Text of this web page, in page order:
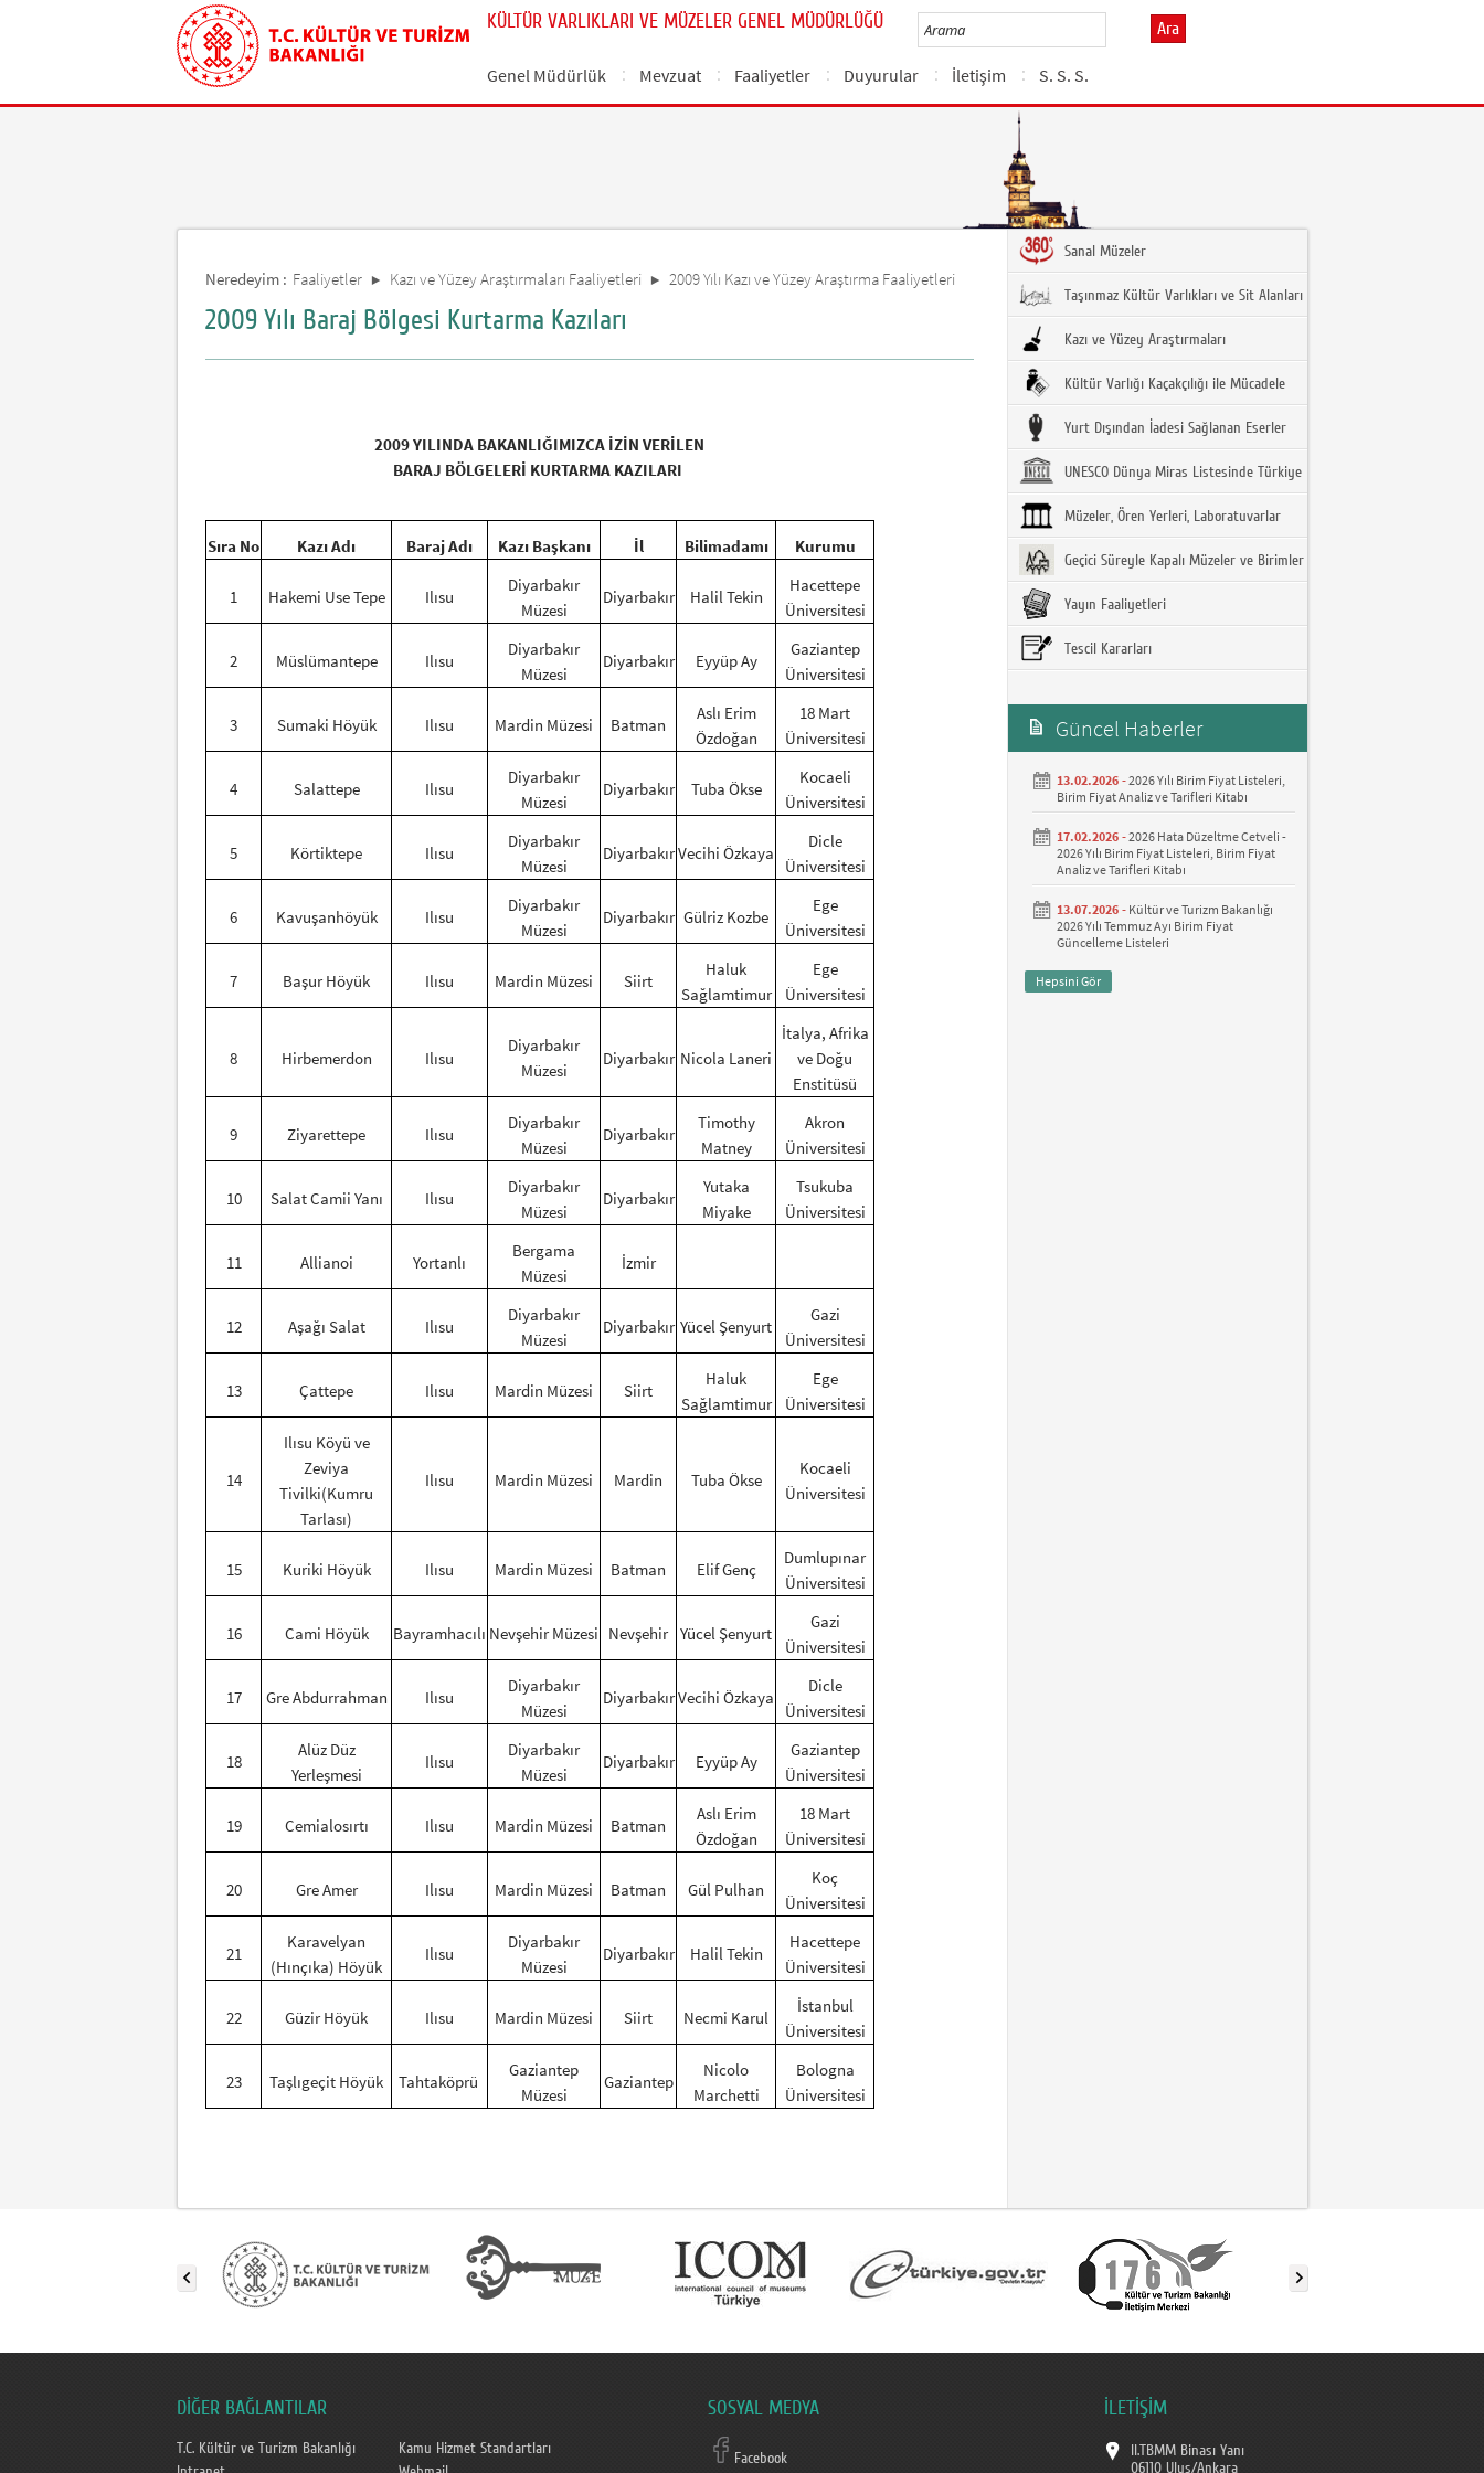
KÜLTÜR VARLIKLARI VE MÜZELER GENEL MÜDÜRLÜĞÜ Ara
Genel Müdürlük Mevzuat Faaliyetler Duyurular İletişim S. S. S.
Neredeyim : Faaliyetler Kazı ve Yüzey Araştırmaları Faaliyetleri 2009 Yılı Kazı ve Yüzey Araştırma Faaliyetleri
2009 Yılı Baraj Bölgesi Kurtarma Kazıları
2009 YILINDA BAKANLIĞIMIZCA İZİN VERİLEN
BARAJ BÖLGELERİ KURTARMA KAZILARI
Sıra No Kazı Adı Baraj Adı Kazı Başkanı İl Bilimadamı Kurumu
1 Hakemi Use Tepe Ilısu
Diyarbakır
Müzesi
Diyarbakır Halil Tekin
Hacettepe
Üniversitesi
2 Müslümantepe Ilısu
Diyarbakır
Müzesi
Diyarbakır Eyyüp Ay
Gaziantep
Üniversitesi
3 Sumaki Höyük Ilısu Mardin Müzesi Batman
Aslı Erim
Özdoğan
18 Mart
Üniversitesi
4 Salattepe Ilısu
Diyarbakır
Müzesi
Diyarbakır Tuba Ökse
Kocaeli
Üniversitesi
5 Körtiktepe Ilısu
Diyarbakır
Müzesi
DiyarbakırVecihi Özkaya
Dicle
Üniversitesi
6 Kavuşanhöyük Ilısu
Diyarbakır
Müzesi
Diyarbakır Gülriz Kozbe
Ege
Üniversitesi
7 Başur Höyük Ilısu Mardin Müzesi Siirt
Haluk
Sağlamtimur
Ege
Üniversitesi
8 Hirbemerdon Ilısu
Diyarbakır
Müzesi
Diyarbakır Nicola Laneri
İtalya, Afrika
ve Doğu
Enstitüsü
9 Ziyarettepe Ilısu
Diyarbakır
Müzesi
Diyarbakır
Timothy
Matney
Akron
Üniversitesi
10 Salat Camii Yanı Ilısu
Diyarbakır
Müzesi
Diyarbakır
Yutaka
Miyake
Tsukuba
Üniversitesi
11 Allianoi Yortanlı
Bergama
Müzesi
İzmir
12 Aşağı Salat Ilısu
Diyarbakır
Müzesi
Diyarbakır Yücel Şenyurt
Gazi
Üniversitesi
13 Çattepe Ilısu Mardin Müzesi Siirt
Haluk
Sağlamtimur
Ege
Üniversitesi
14
Ilısu Köyü ve
Zeviya
Tivilki(Kumru
Tarlası)
Ilısu Mardin Müzesi Mardin Tuba Ökse
Kocaeli
Üniversitesi
15 Kuriki Höyük Ilısu Mardin Müzesi Batman Elif Genç
Dumlupınar
Üniversitesi
16 Cami Höyük Bayramhacılı Nevşehir Müzesi Nevşehir Yücel Şenyurt
Gazi
Üniversitesi
17 Gre Abdurrahman Ilısu
Diyarbakır
Müzesi
DiyarbakırVecihi Özkaya
Dicle
Üniversitesi
18
Alüz Düz
Yerleşmesi
Ilısu
Diyarbakır
Müzesi
Diyarbakır Eyyüp Ay
Gaziantep
Üniversitesi
19 Cemialosırtı Ilısu Mardin Müzesi Batman
Aslı Erim
Özdoğan
18 Mart
Üniversitesi
20 Gre Amer Ilısu Mardin Müzesi Batman Gül Pulhan
Koç
Üniversitesi
21
Karavelyan
(Hınçıka) Höyük
Ilısu
Diyarbakır
Müzesi
Diyarbakır Halil Tekin
Hacettepe
Üniversitesi
22 Güzir Höyük Ilısu Mardin Müzesi Siirt Necmi Karul
İstanbul
Üniversitesi
23 Taşlıgeçit Höyük Tahtaköprü
Gaziantep
Müzesi
Gaziantep
Nicolo
Marchetti
Bologna
Üniversitesi
Sanal Müzeler
Taşınmaz Kültür Varlıkları ve Sit Alanları
Kazı ve Yüzey Araştırmaları
Kültür Varlığı Kaçakçılığı ile Mücadele
Yurt Dışından İadesi Sağlanan Eserler
UNESCO Dünya Miras Listesinde Türkiye
Müzeler, Ören Yerleri, Laboratuvarlar
Geçici Süreyle Kapalı Müzeler ve Birimler
Yayın Faaliyetleri
Tescil Kararları
Güncel Haberler
13.02.2026 -2026 Yılı Birim Fiyat Listeleri,
Birim Fiyat Analiz ve Tarifleri Kitabı
17.02.2026 -2026 Hata Düzeltme Cetveli -
2026 Yılı Birim Fiyat Listeleri, Birim Fiyat
Analiz ve Tarifleri Kitabı
13.07.2026 - Kültür ve Turizm Bakanlığı
2026 Yılı Temmuz Ayı Birim Fiyat
Güncelleme Listeleri
Hepsini Gör
DİĞER BAĞLANTILAR
T.C. Kültür ve Turizm Bakanlığı
Kamu Hizmet Standartları
SOSYAL MEDYA
Facebook
İLETİŞİM
II.TBMM Binası Yanı
06110 Ulus/Ankara